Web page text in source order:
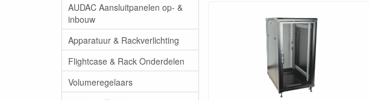
AUDAC Aansluitpanelen op- &
inbouw
Apparatuur & Rackverlichting
Flightcase & Rack Onderdelen
Volumeregelaars